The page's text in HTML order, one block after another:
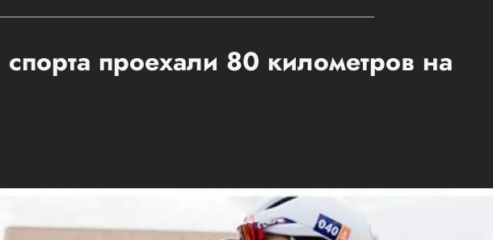
проехали 80 километров на